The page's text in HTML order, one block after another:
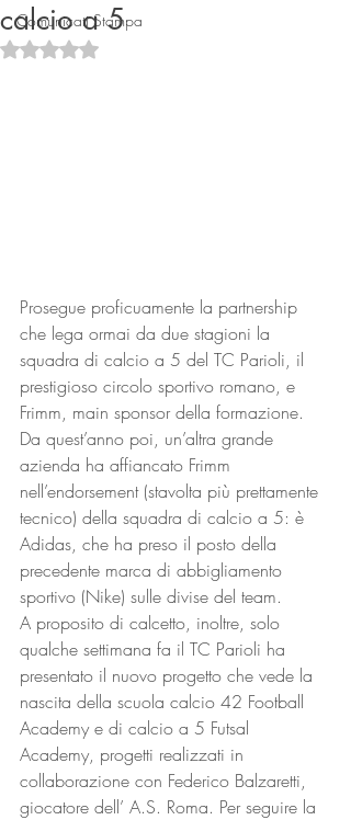
Comunicati Stampa
calcio a 5
Valutazione NaN stelle su 5.
Prosegue proficuamente la partnership
che lega ormai da due stagioni la
squadra di calcio a 5 del TC Parioli, il
prestigioso circolo sportivo romano, e
Frimm, main sponsor della formazione.
Da quest’anno poi, un’altra grande
azienda ha affiancato Frimm
nell’endorsement (stavolta più prettamente
tecnico) della squadra di calcio a 5: è
Adidas, che ha preso il posto della
precedente marca di abbigliamento
sportivo (Nike) sulle divise del team.
A proposito di calcetto, inoltre, solo
qualche settimana fa il TC Parioli ha
presentato il nuovo progetto che vede la
nascita della scuola calcio 42 Football
Academy e di calcio a 5 Futsal
Academy, progetti realizzati in
collaborazione con Federico Balzaretti,
giocatore dell’ A.S. Roma. Per seguire la